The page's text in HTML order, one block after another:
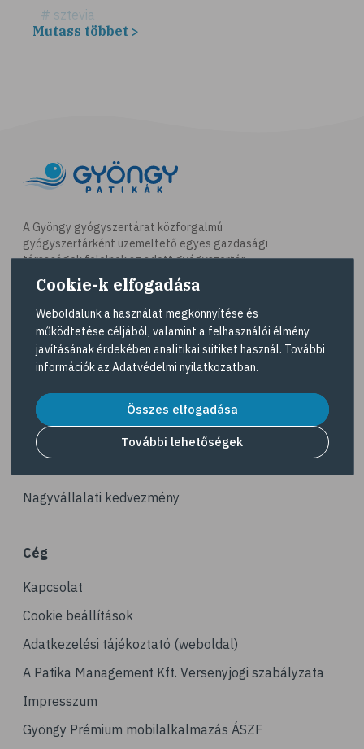
# sztevia
# fogadalom
# célkitűzés
# étkezési napló
# hal
# egészséges táplálkozás
# omega-3
# A-vitamin
# ásványi anyagok
# ízületi fájdalom
# ízületek
# csontok
# porckopás
# csonttörés
# mozgásszervi problémák
# köszvény
# ínhüvelygyulladás
# tél
Mutass többet >
A Gyöngy gyógyszertárat közforgalmú
gyógyszertárként üzemeltető egyes gazdasági
társaságok felelnek az adott gyógyszertár
működésért. A Gyöngy gyógyszertárak listáját és
elérhetőségeit a Gyógyszertár kereső
tekintheti meg.
Navigáció
Dermokozmetikumok
Gyöngy Patika Magazin
Nagyvállalati kedvezmény
Cég
Kapcsolat
Cookie beállítások
Adatkezelési tájékoztató (weboldal)
A Patika Management Kft. Versenyjogi szabályzata
Impresszum
Gyöngy Prémium mobilalkalmazás ÁSZF
Cookie-k elfogadása
Weboldalunk a használat megkönnyítése és
működtetése céljából, valamint a felhasználói élmény
javításának érdekében analitikai sütiket használ. További
információk az Adatvédelmi nyilatkozatban.
Összes elfogadása
További lehetőségek